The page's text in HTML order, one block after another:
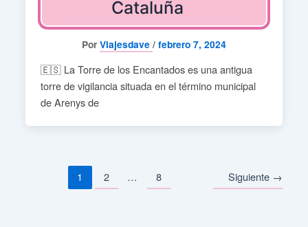
Cataluña
Por Viajesdave / febrero 7, 2024
🇪🇸 La Torre de los Encantados es una antigua
torre de vigilancia situada en el término municipal
de Arenys de
1 2 … 8 Siguiente →